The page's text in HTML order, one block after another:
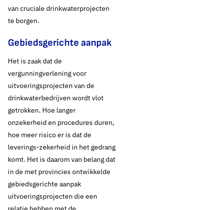
van cruciale drinkwaterprojecten
te borgen.
Gebiedsgerichte aanpak
Het is zaak dat de
vergunningverlening voor
uitvoeringsprojecten van de
drinkwaterbedrijven wordt vlot
getrokken. Hoe langer
onzekerheid en procedures duren,
hoe meer risico er is dat de
leverings-zekerheid in het gedrang
komt. Het is daarom van belang dat
in de met provincies ontwikkelde
gebiedsgerichte aanpak
uitvoeringsprojecten die een